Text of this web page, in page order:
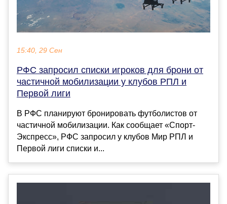
15:40, 29 Сен
РФС запросил списки игроков для брони от
частичной мобилизации у клубов РПЛ и
Первой лиги
В РФС планируют бронировать футболистов от
частичной мобилизации. Как сообщает «Спорт-
Экспресс», РФС запросил у клубов Мир РПЛ и
Первой лиги списки и...